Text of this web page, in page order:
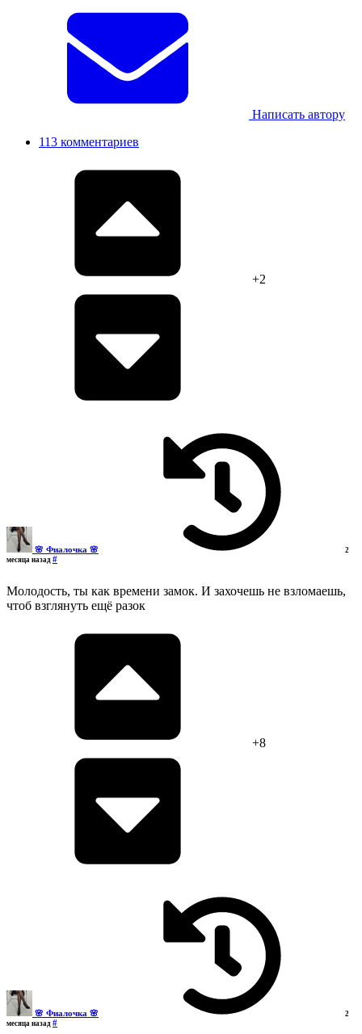
Написать автору
113 комментариев
+2
🌸 Фиалочка 🌸
2
месяца назад #
Молодость, ты как времени замок. И захочешь не взломаешь,
чтоб взглянуть ещё разок
+8
🌸 Фиалочка 🌸
2
месяца назад #